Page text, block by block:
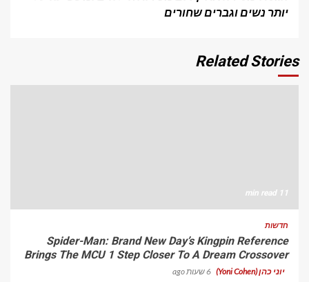
יותר נשים וגברים שחורים
Related Stories
11 min read
חדשות
Spider-Man: Brand New Day’s Kingpin Reference
Brings The MCU 1 Step Closer To A Dream Crossover
יוני כהן (Yoni Cohen) 6 שעות ago